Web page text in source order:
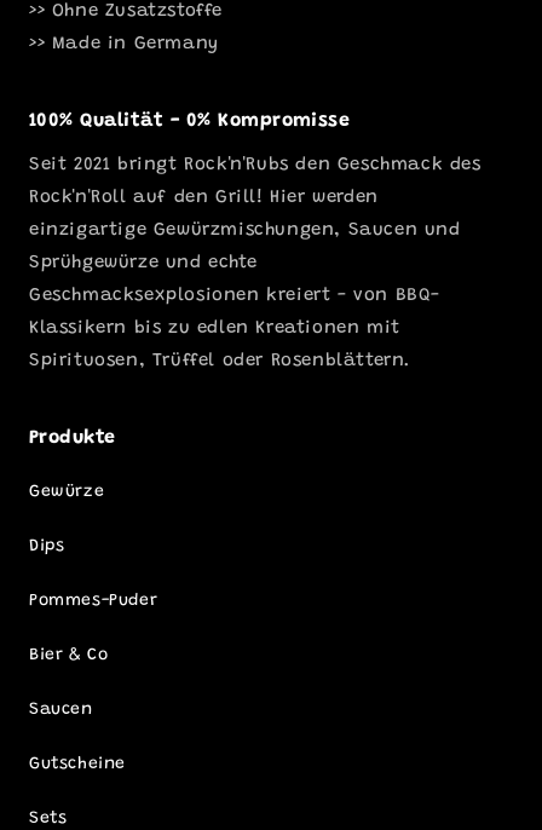
>> Ohne Zusatzstoffe
>> Made in Germany
100% Qualität - 0% Kompromisse
Seit 2021 bringt Rock'n'Rubs den Geschmack des
Rock'n'Roll auf den Grill! Hier werden
einzigartige Gewürzmischungen, Saucen und
Sprühgewürze und echte
Geschmacksexplosionen kreiert - von BBQ-
Klassikern bis zu edlen Kreationen mit
Spirituosen, Trüffel oder Rosenblättern.
Produkte
Gewürze
Dips
Pommes-Puder
Bier & Co
Saucen
Gutscheine
Sets